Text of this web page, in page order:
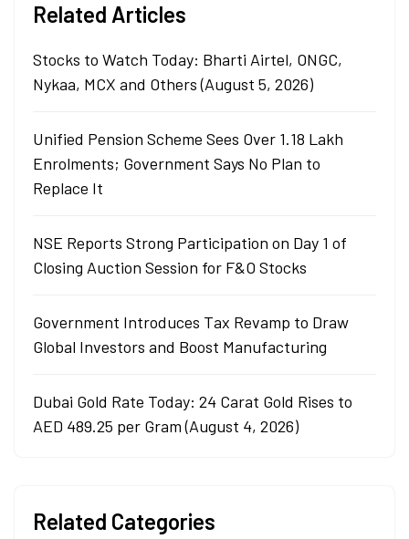
Related Articles
Stocks to Watch Today: Bharti Airtel, ONGC,
Nykaa, MCX and Others (August 5, 2026)
Unified Pension Scheme Sees Over 1.18 Lakh
Enrolments; Government Says No Plan to
Replace It
NSE Reports Strong Participation on Day 1 of
Closing Auction Session for F&O Stocks
Government Introduces Tax Revamp to Draw
Global Investors and Boost Manufacturing
Dubai Gold Rate Today: 24 Carat Gold Rises to
AED 489.25 per Gram (August 4, 2026)
Related Categories